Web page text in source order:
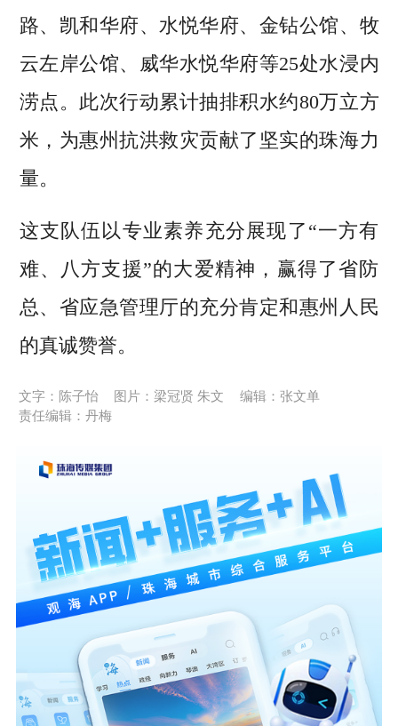
路、凯和华府、水悦华府、金钻公馆、牧
云左岸公馆、威华水悦华府等25处水浸内
涝点。此次行动累计抽排积水约80万立方
米，为惠州抗洪救灾贡献了坚实的珠海力
量。
这支队伍以专业素养充分展现了“一方有
难、八方支援”的大爱精神，赢得了省防
总、省应急管理厅的充分肯定和惠州人民
的真诚赞誉。
文字：陈子怡 图片：梁冠贤 朱文
编辑：张文单
责任编辑：丹梅